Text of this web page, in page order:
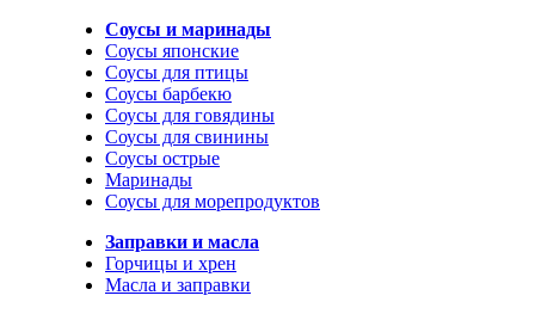
Соусы и маринады
Соусы японские
Соусы для птицы
Соусы барбекю
Соусы для говядины
Соусы для свинины
Соусы острые
Маринады
Соусы для морепродуктов
Заправки и масла
Горчицы и хрен
Масла и заправки